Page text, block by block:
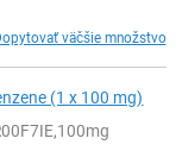
väčšie množstvo
(1 x 100 mg)